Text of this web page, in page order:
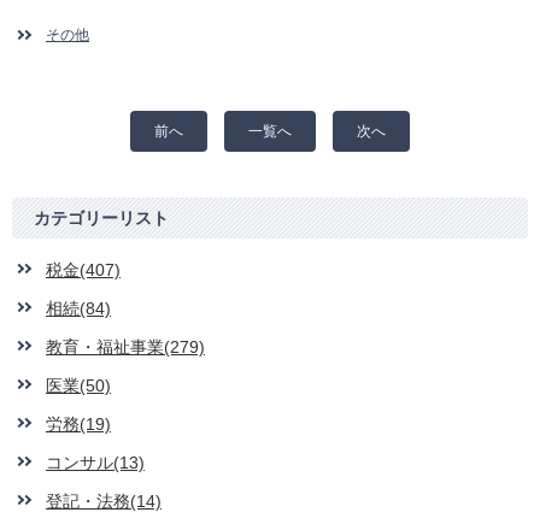
その他
前へ 一覧へ 次へ
カテゴリーリスト
税金(407)
相続(84)
教育・福祉事業(279)
医業(50)
労務(19)
コンサル(13)
登記・法務(14)